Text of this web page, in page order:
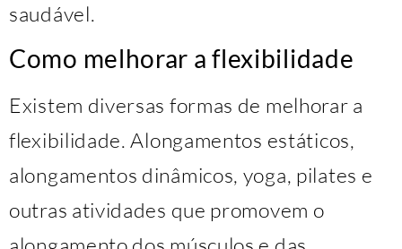
saudável.
Como melhorar a flexibilidade
Existem diversas formas de melhorar a
flexibilidade. Alongamentos estáticos,
alongamentos dinâmicos, yoga, pilates e
outras atividades que promovem o